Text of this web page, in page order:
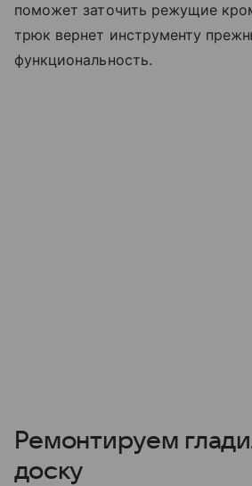
поможет заточить режущие
трюк вернет инструменту
функциональность.
Ремонтируем
доску